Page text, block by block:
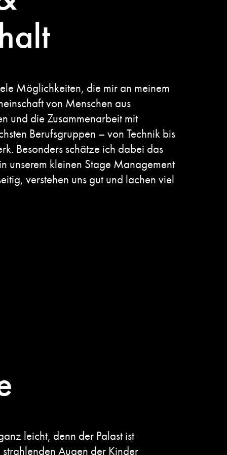
Möglichkeiten, die mir an meinem
von Menschen aus
und die Zusammenarbeit mit
Berufsgruppen – von Technik bis
Besonders schätze ich dabei das
unserem kleinen Stage Management
verstehen uns gut und lachen viel
leicht, denn der Palast ist
Augen der Kinder